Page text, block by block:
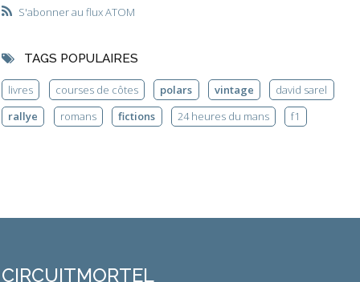
S'abonner au flux ATOM
TAGS POPULAIRES
livres courses de côtes polars vintage
david sarel
rallye
romans fictions 24 heures du mans f1
CIRCUITMORTEL